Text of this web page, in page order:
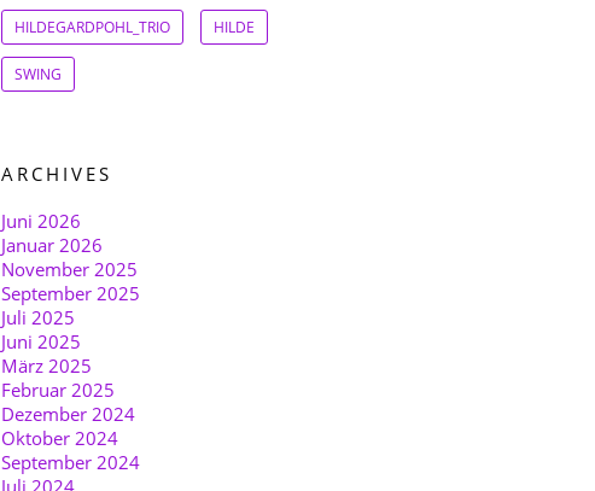
HILDEGARDPOHL_TRIO HILDE
SWING
ARCHIVES
Juni 2026
Januar 2026
November 2025
September 2025
Juli 2025
Juni 2025
März 2025
Februar 2025
Dezember 2024
Oktober 2024
September 2024
Juli 2024